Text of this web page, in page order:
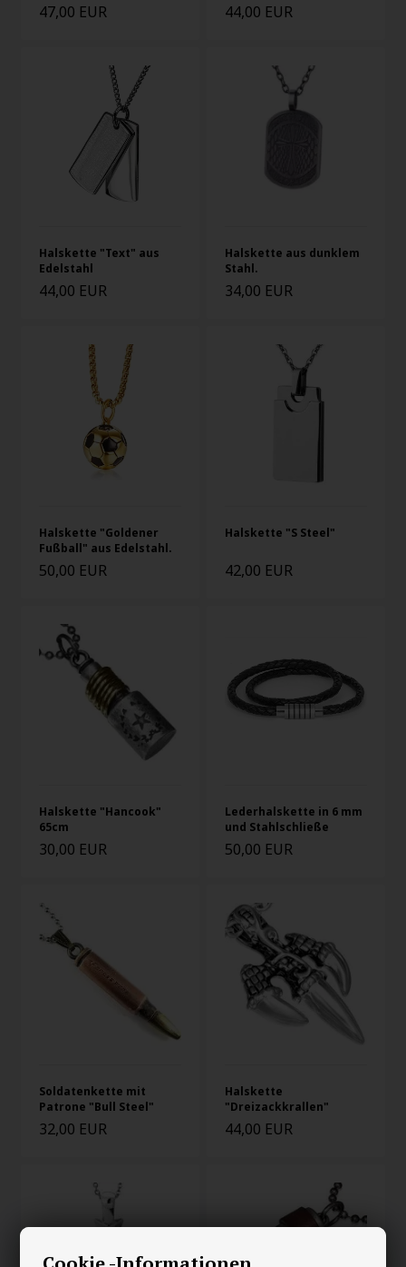
47,00 EUR 44,00 EUR
Halskette "Text" aus
Edelstahl
44,00 EUR
Halskette aus dunklem
Stahl.
34,00 EUR
Halskette "Goldener
Fußball" aus Edelstahl.
50,00 EUR
Halskette "S Steel"
42,00 EUR
Halskette "Hancook"
65cm
30,00 EUR
Lederhalskette in 6 mm
und Stahlschließe
50,00 EUR
Soldatenkette mit
Patrone "Bull Steel"
32,00 EUR
Halskette
"Dreizackkrallen"
44,00 EUR